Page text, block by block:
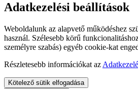
Adatkezelési beállítások
Weboldalunk az alapvető működéshez
használ. Szélesebb körű
személyre szabás) egyéb cookie-kat
Részletesebb információkat az
Kötelező sütik elfogadása